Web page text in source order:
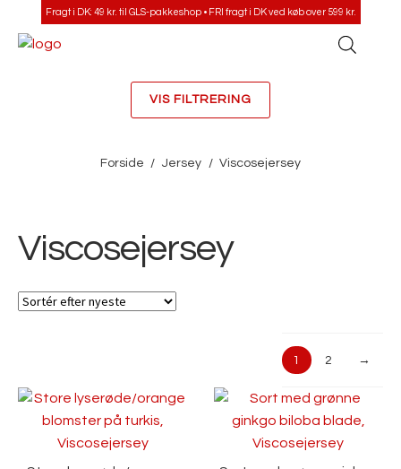
Fragt i DK: 49 kr. til GLS-pakkeshop • FRI fragt i DK ved køb over 599 kr.
VIS FILTRERING
Forside / Jersey / Viscosejersey
Viscosejersey
1 2 →